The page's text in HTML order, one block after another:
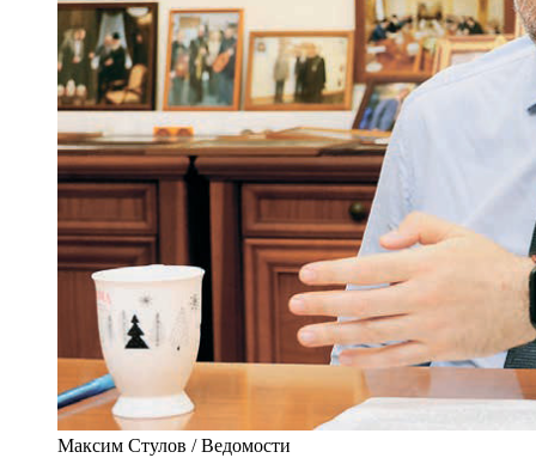
Максим Стулов / Ведомости